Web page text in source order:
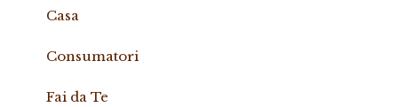
Casa
Consumatori
Fai da Te